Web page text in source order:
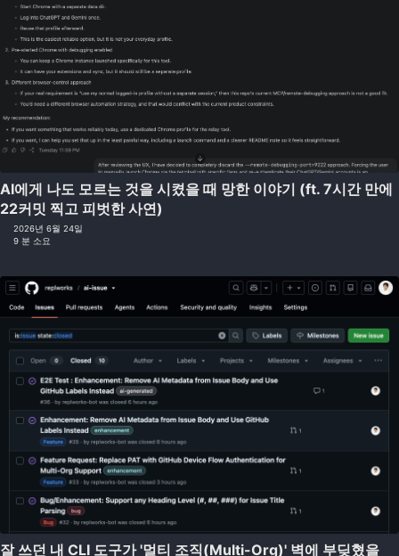
AI에게 나도 모르는 것을 시켰을 때 망한 이야기 (ft. 7시간 만에
22커밋 찍고 피벗한 사연)
2026년 6월 24일
9 분 소요
잘 쓰던 내 CLI 도구가 '멀티 조직(Multi-Org)' 벽에 부딪혔을